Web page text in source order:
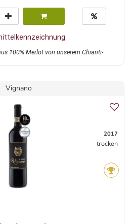
100% Merlot von unserem Chianti-
Vignano
2017
trocken